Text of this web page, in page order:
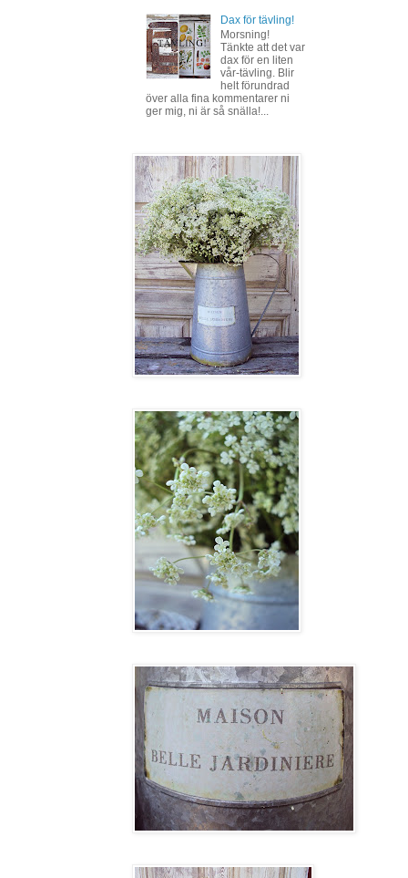
Dax för tävling!
Morsning!
Tänkte att det var
dax för en liten
vår-tävling. Blir
helt förundrad
över alla fina kommentarer ni
ger mig, ni är så snälla!...